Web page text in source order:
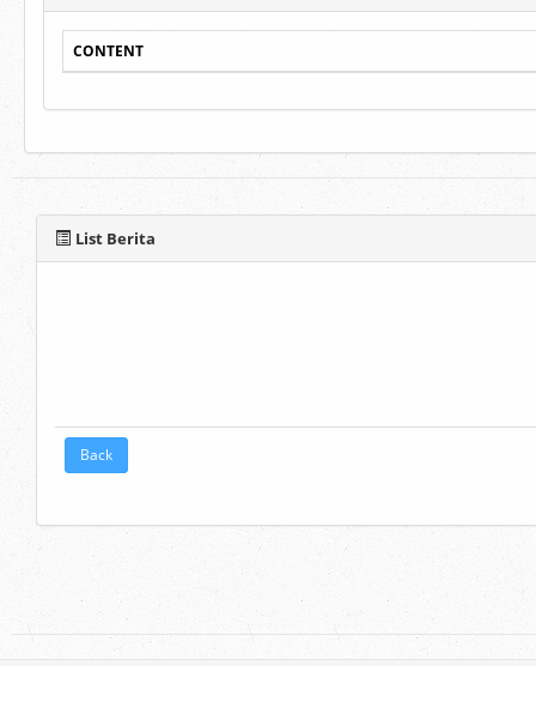
CONTENT
List Berita
Back